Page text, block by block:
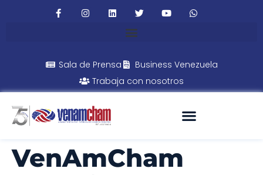
Sala de Prensa
Business Venezuela
Trabaja con nosotros
VenAmCham